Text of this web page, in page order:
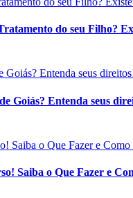
do seu Filho?
Goiás? Entenda seus
Saiba o Que Fazer e